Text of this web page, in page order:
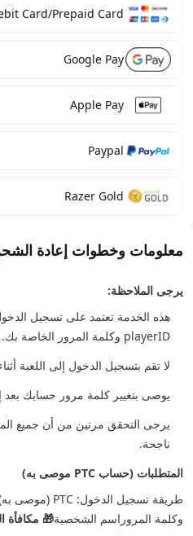
Card/Prepaid Card
Google Pay
Apple Pay
Paypal
Razer Gold
معلومات وخطوات إعادة
يرجى الملاحظة:
هذه الخدمة تعتمد على تسجيل
playerID وكلمة المرور الخاصة بك.
لا تقم بتسجيل الدخول إلى اللعبة
يوصى بتغيير كلمة مرور حسابك بعد
يرجى التحقق مرتين من أن جميع
ناجحة.
المتطلبات (حساب PTC موصى به)
طريقة تسجيل الدخول: PTC (موصى به) / Google / Facebook
وكلمة المرور اسم الشخصية🎁 مكافأة